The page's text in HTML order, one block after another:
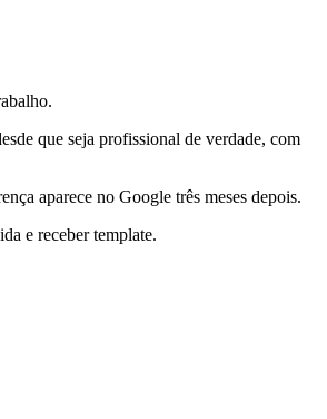
que seja profissional de verdade, com
aparece no Google três meses depois.
e receber template.